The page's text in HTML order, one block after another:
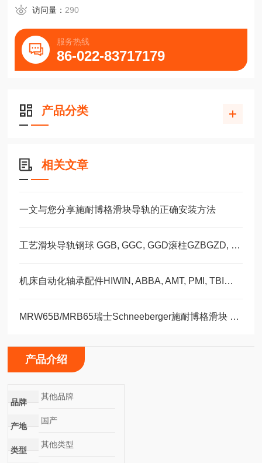
访问量： 290
服务热线
86-022-83717179
产品分类
相关文章
一文与您分享施耐博格滑块导轨的正确安装方法
工艺滑块导轨钢球 GGB, GGC, GGD滚柱GZBGZD, GZV，GGBC/GZBC
机床自动化轴承配件HIWIN, ABBA, AMT, PMI, TBI滑块导轨丝杠
MRW65B/MRB65瑞士Schneeberger施耐博格滑块 导轨
产品介绍
品牌
其他品牌
产地
国产
类型
其他类型